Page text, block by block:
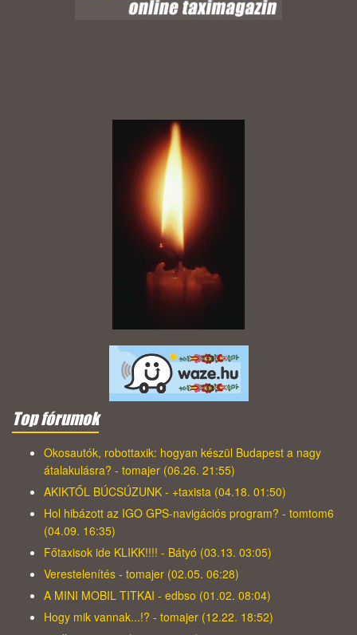
Top fórumok
Okosautók, robottaxik: hogyan készül Budapest a nagy
átalakulásra? - tomajer (06.26. 21:55)
AKIKTŐL BÚCSÚZUNK - +taxista (04.18. 01:50)
Hol hibázott az IGO GPS-navigációs program? - tomtom6
(04.09. 16:35)
Főtaxisok ide KLIKK!!!! - Bátyó (03.13. 03:05)
Verestelenítés - tomajer (02.05. 06:28)
A MINI MOBIL TITKAI - edbso (01.02. 08:04)
Hogy mik vannak...!? - tomajer (12.22. 18:52)